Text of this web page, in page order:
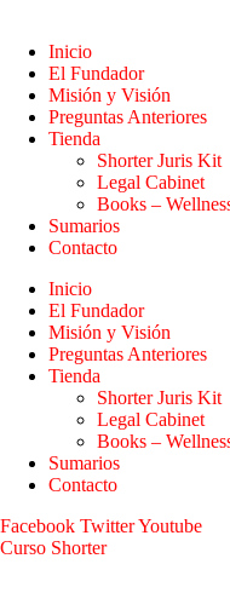
Inicio
El Fundador
Misión y Visión
Preguntas Anteriores
Tienda
Shorter Juris Kit
Legal Cabinet
Books –
Sumarios
Contacto
Inicio
El Fundador
Misión y Visión
Preguntas Anteriores
Tienda
Shorter Juris Kit
Legal Cabinet
Books –
Sumarios
Contacto
Facebook TwitterYoutube
Curso Shorter